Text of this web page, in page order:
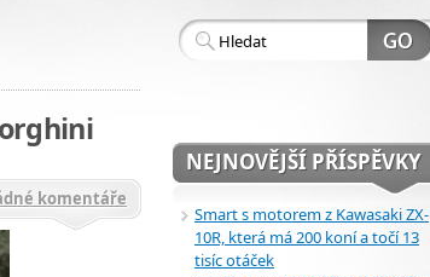
komentáře
NEJNOVĚJŠÍ PŘÍSPĚVKY
Smart s motorem z Kawasaki ZX-
10R, která má 200 koní a točí 13
tisíc otáček